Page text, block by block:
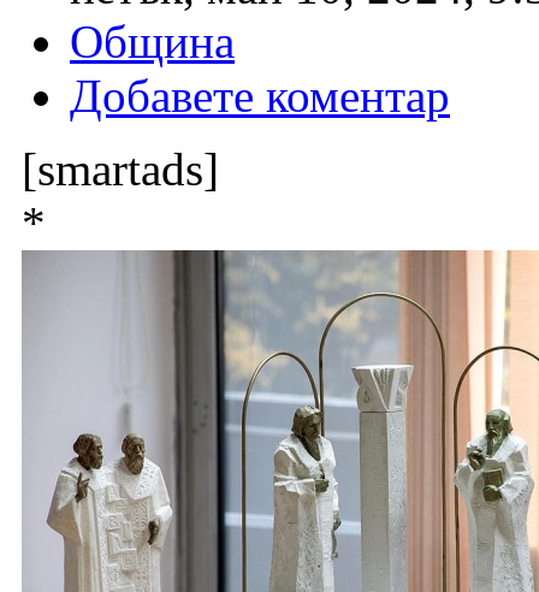
Община
Добавете коментар
[smartads]
*